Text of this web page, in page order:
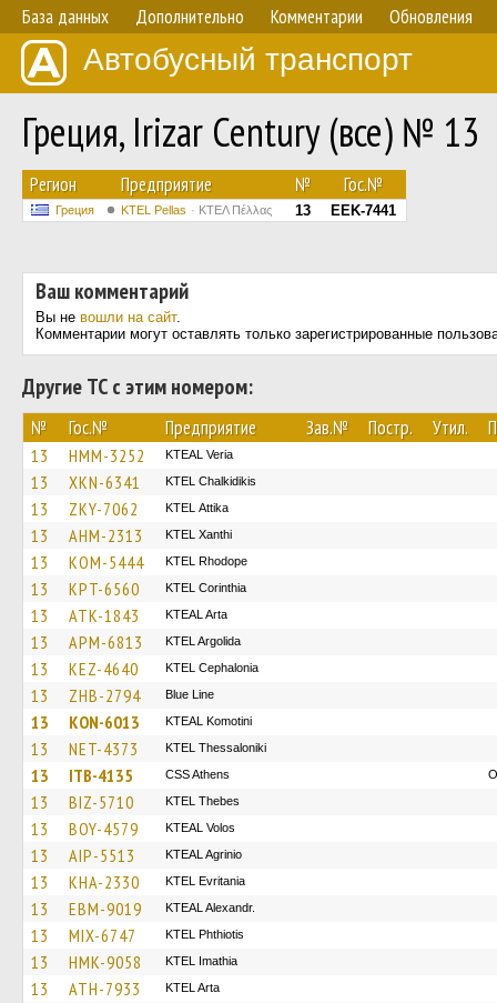
База данных Дополнительно Комментарии Обновления
Автобусный транспорт
Греция, Irizar Century (все) № 13
Регион Предприятие № Гос.№
Греция KTEL Pellas ΚΤΕΛ Πέλλας 13 EEK-7441
Ваш комментарий
Вы не вошли на сайт.
Комментарии могут оставлять только зарегистрированные
Другие ТС с этим номером:
№ Гос.№ Предприятие Зав.№ Постр. Утил.
13 HMM-3252 KTEAL Veria
13 XKN-6341 ΚΤΕL Chalkidikis
13 ZKY-7062 KΤΕL Αttika
13 AHM-2313 KTEL Xanthi
13 KOM-5444 KTEL Rhodope
13 KPT-6560 KTEL Corinthia
13 ATK-1843 KTEAL Arta
13 APM-6813 KTEL Argolida
13 KEZ-4640 KTEL Cephalonia
13 ZHB-2794 Blue Line
13 KON-6013 KTEAL Komotini
13 NET-4373 KTEL Thessaloniki
13 ITB-4135 CSS Athens
13 BIZ-5710 KTEL Thebes
13 BOY-4579 KTEAL Volos
13 AIP-5513 KTEAL Agrinio
13 KHA-2330 ΚΤΕL Evritania
13 EBM-9019 KTEAL Alexandr.
13 MIX-6747 ΚΤΕL Phthiotis
13 HMK-9058 KTEL Imathia
13 ATH-7933 KTEL Arta